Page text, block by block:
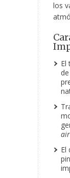
los
El
air
El